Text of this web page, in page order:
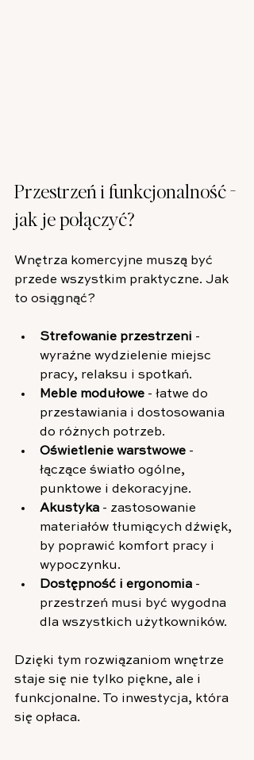
Przestrzeń i funkcjonalność -
jak je połączyć?
Wnętrza komercyjne muszą być
przede wszystkim praktyczne. Jak
to osiągnąć?
Strefowanie przestrzeni -
wyraźne wydzielenie miejsc
pracy, relaksu i spotkań.
Meble modułowe - łatwe do
przestawiania i dostosowania
do różnych potrzeb.
Oświetlenie warstwowe -
łączące światło ogólne,
punktowe i dekoracyjne.
Akustyka - zastosowanie
materiałów tłumiących dźwięk,
by poprawić komfort pracy i
wypoczynku.
Dostępność i ergonomia -
przestrzeń musi być wygodna
dla wszystkich użytkowników.
Dzięki tym rozwiązaniom wnętrze
staje się nie tylko piękne, ale i
funkcjonalne. To inwestycja, która
się opłaca.